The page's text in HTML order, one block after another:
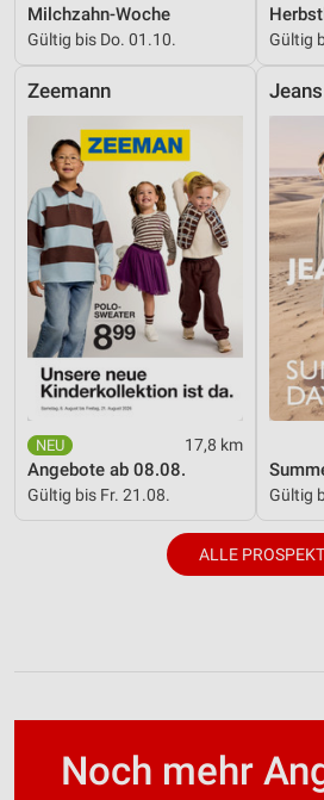
Milchzahn-Woche
Gültig bis Do. 01.10. Gültig
Zeemann
17,8 km
Angebote ab 08.08.
Gültig bis Fr. 21.08. Gültig
ALLE
Noch mehr